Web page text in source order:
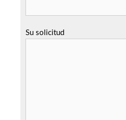
Su solicitud